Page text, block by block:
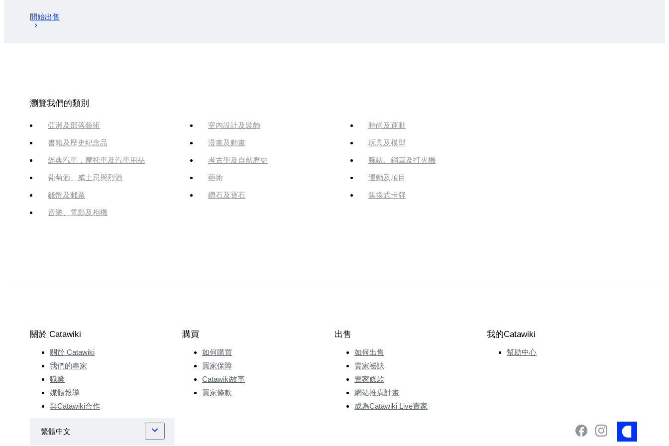
開始出售
瀏覽我們的類別
亞洲及部落藝術 室內設計及裝飾 時尚及運動
書籍及歷史紀念品 漫畫及動畫 玩具及模型
經典汽車，摩托車及汽車用品 考古學及自然歷史 腕錶、鋼筆及打火機
葡萄酒、威士忌與烈酒 藝術 運動及項目
錢幣及郵票 鑽石及寶石 集換式卡牌
音樂、電影及相機
關於 Catawiki
關於 Catawiki
我們的專家
職業
媒體報導
與Catawiki合作
購買
如何購買
買家保障
Catawiki故事
買家條款
出售
如何出售
賣家祕訣
賣家條款
網站推廣計畫
成為Catawiki Live賣家
我的Catawiki
幫助中心